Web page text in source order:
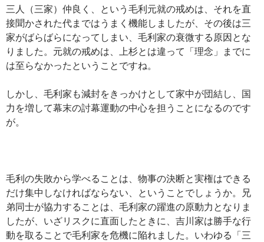
三人（三家）仲良く、という毛利元就の戒めは、それを直
接聞かされた代まではうまく機能しましたが、その後は三
家がばらばらになってしまい、毛利家の衰微する原因とな
りました。元就の戒めは、上杉とは違って「理念」までに
は至らなかったということですね。
しかし、毛利家も減封をきっかけとして家中が団結し、国
力を増して幕末の討幕運動の中心を担うことになるのです
が。
毛利の失敗から学べることは、物事の決断と実権はできる
だけ集中しなければならない、ということでしょうか。兄
弟同士が協力することは、毛利家の躍進の原動力となりま
したが、いざリスクに直面したときに、吉川家は勝手な行
動を取ることで毛利家を危機に陥れました。いわゆる「三